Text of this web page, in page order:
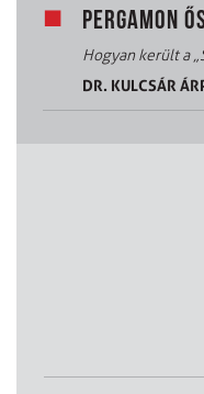
PERGAMON
Hogyan került a
DR. KULCSÁR